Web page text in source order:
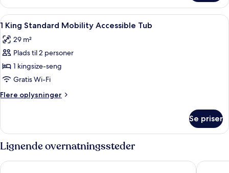
TWO
QUEEN
BEDS
Indlæs
alle
billeder
af
1
King
Standard
Mobility
Tub
Pengeskab på værelset, skrivebord,
4
1 King Standard Mobility Accessible Tub
29 m²
Plads til 2 personer
1 kingsize-seng
Gratis Wi-Fi
Flere oplysninger
Flere
King
Standard
Mobility
Accessible
Tub
Se priser
Lignende overnatningssteder
La Quinta Inn & Suites by Wyndham Springfield